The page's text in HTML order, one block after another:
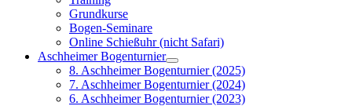
Grundkurse
Bogen-Seminare
Online Schießuhr (nicht Safari)
Aschheimer Bogenturnier
8. Aschheimer Bogenturnier (2025)
7. Aschheimer Bogenturnier (2024)
6. Aschheimer Bogenturnier (2023)